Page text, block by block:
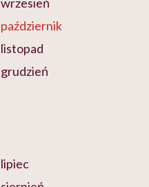
październik
listopad
grudzień
lipiec